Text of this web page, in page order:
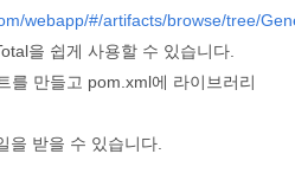
webapp/#/artifacts/browse/tree/
을 쉽게 사용할 수 있습니다.
를 만들고 pom.xml에 라이브러리
을 받을 수 있습니다.